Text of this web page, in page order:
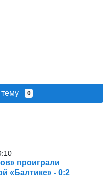
тему 0
проиграли
«Балтике» - 0:2